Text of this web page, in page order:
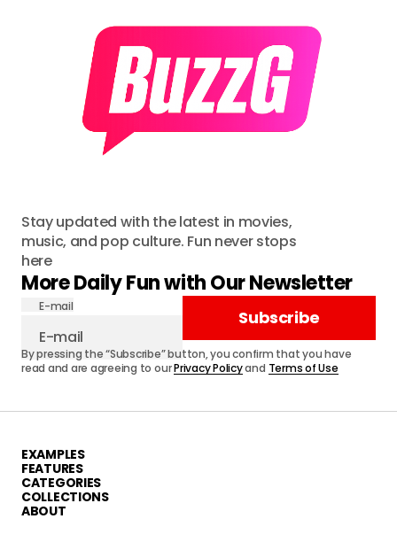
Stay updated with the latest in movies,
music, and pop culture. Fun never stops
here
More Daily Fun with Our Newsletter
E-mail
Subscribe
By pressing the “Subscribe” button, you confirm that you have
read and are agreeing to ourPrivacy Policyand Terms of Use
EXAMPLES
FEATURES
CATEGORIES
COLLECTIONS
ABOUT